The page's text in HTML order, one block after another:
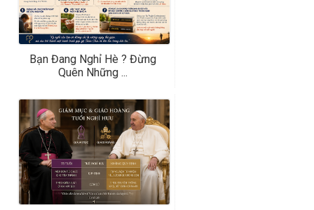
Bạn Đang Nghỉ Hè ? Đừng
Quên Những ...